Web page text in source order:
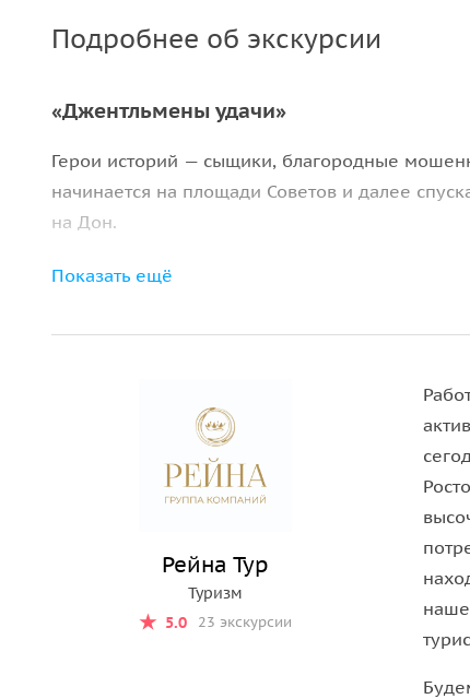
Подробнее об экскурсии
«Джентльмены удачи»
Герои историй — сыщики, благородные
начинается на площади Советов и далее
на Дон.
Затем маршрут проходит по узким улицам и
уютному Университетскому переулку
• Пожалуйста, надевайте комфортную
Показать ещё
Рейна Тур
Туризм
5.0
23 экскурсии